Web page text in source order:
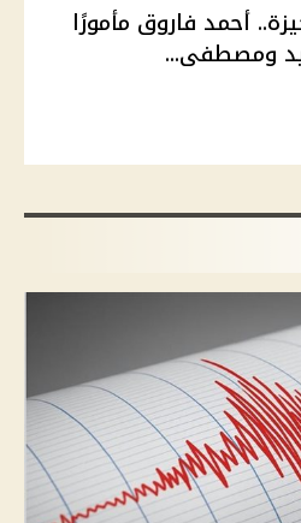
أحمد فاروق مأمورًا
ومصطفى...